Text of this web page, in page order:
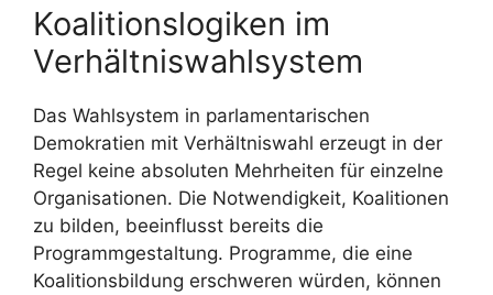
Koalitionslogiken im
Verhältniswahlsystem
Das Wahlsystem in parlamentarischen
Demokratien mit Verhältniswahl erzeugt in der
Regel keine absoluten Mehrheiten für einzelne
Organisationen. Die Notwendigkeit, Koalitionen
zu bilden, beeinflusst bereits die
Programmgestaltung. Programme, die eine
Koalitionsbildung erschweren würden, können